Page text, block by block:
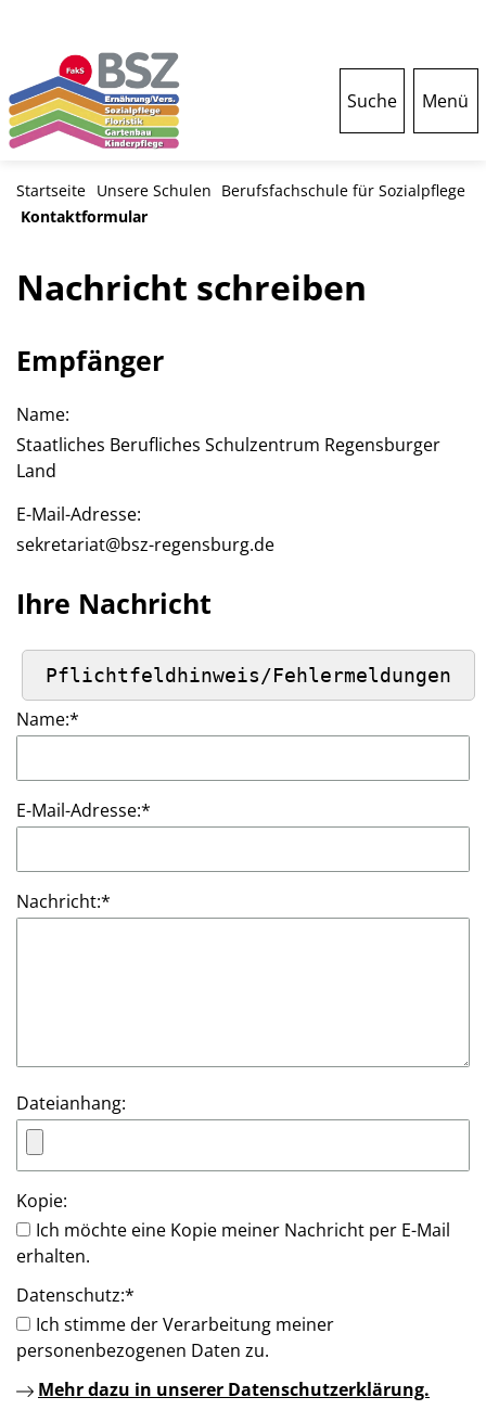
Suche Menü
Startseite Unsere Schulen Berufsfachschule für Sozialpflege
Kontaktformular
Nachricht schreiben
Empfänger
Name:
Staatliches Berufliches Schulzentrum Regensburger
Land
E-Mail-Adresse:
sekretariat@bsz-regensburg.de
Ihre Nachricht
Name:*
E-Mail-Adresse:*
Nachricht:*
Dateianhang:
Kopie:
Ich möchte eine Kopie meiner Nachricht per E-Mail
erhalten.
Datenschutz:*
Ich stimme der Verarbeitung meiner
personenbezogenen Daten zu.
Mehr dazu in unserer Datenschutzerklärung.